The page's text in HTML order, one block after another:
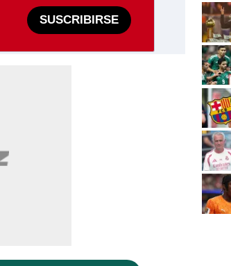
SUSCRIBIRSE